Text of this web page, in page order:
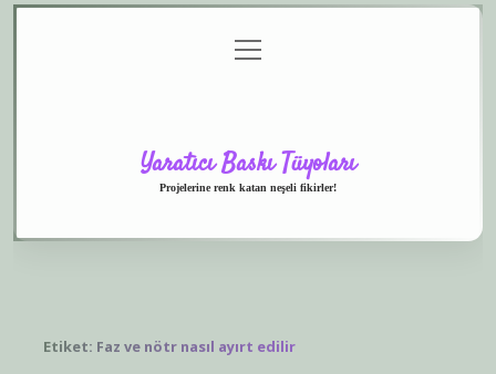
menüyü
aç
Yaratıcı Baskı Tüyoları
Projelerine renk katan neşeli fikirler!
Etiket: Faz ve nötr nasıl ayırt edilir